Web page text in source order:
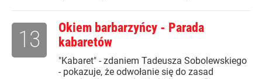
Okiem barbarzyńcy - Parada
kabaretów
"Kabaret" - zdaniem Tadeusza Sobolewskiego
- pokazuje, że odwołanie się do zasad
13